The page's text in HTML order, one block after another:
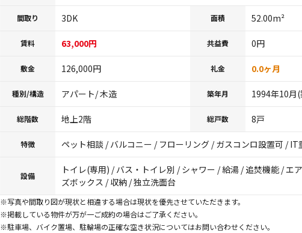
間取り 3DK 面積 52.00m²
賃料 63,000円 共益費 0円
敷金 126,000円 礼金 0.0ヶ月
種別/構造 アパート/ 木造 築年月 1994年10月
総階数 地上2階 総戸数 8戸
特徴 ペット相談 / バルコニー / フローリング / ガスコンロ設置可 /
設備
トイレ(専用) / バス・トイレ別 / シャワー / 給湯 / 追焚機能 / エ
ズボックス / 収納 / 独立洗面台
※写真や間取り図が現状と相違する場合は現状を優先させていただきます。
※掲載している物件が万が一ご成約の場合はご了承ください。
※駐車場、バイク置場、駐輪場の正確な空き状況についてはお問い合わせください。